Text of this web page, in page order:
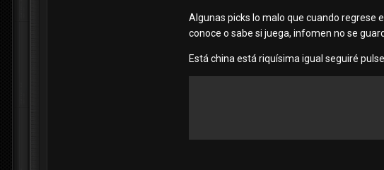
Algunas picks lo malo que cuando regrese
conoce o sabe si juega, infomen no se
Está china está riquísima igual seguiré